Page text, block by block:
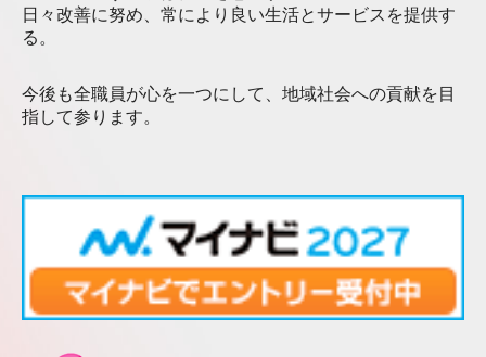
日々改善に努め、常により良い生活とサービスを提供す
る。
今後も全職員が心を一つにして、地域社会への貢献を目
指して参ります。